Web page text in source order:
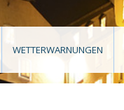
WETTERWARNUNGEN